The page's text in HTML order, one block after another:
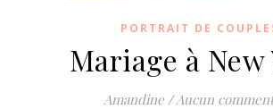
PORTRAIT DE
Mariage à New
Amandine /Aucun